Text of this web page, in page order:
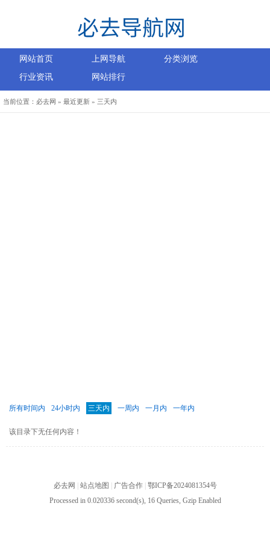
网站首页 上网导航
分类浏览
行业资讯
网站排行
当前位置： 必去网 » 最近更新 » 三天内
所有时间内 24小时内 三天内 一周内 一月内 一年内
该目录下无任何内容！
必去网 站点地图 广告合作| 鄂ICP备2024081354号
Processed in 0.020336 second(s), 16 Queries, Gzip Enabled